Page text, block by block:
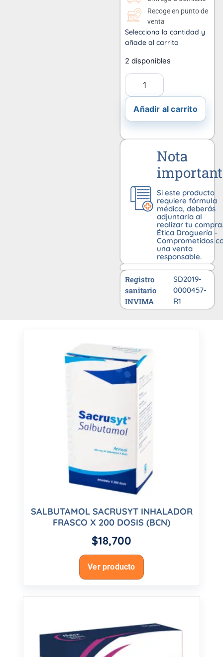
Recoge en punto de
venta
Selecciona la cantidad y
añade al carrito
2 disponibles
Añadir al carrito
Nota
Si este producto
requiere fórmula
médica, deberás
adjuntarla al
realizar tu compra.
Ética Droguería –
Comprometidos
una venta
responsable.
Registro
sanitario
INVIMA
SD2019-
0000457-
R1
SALBUTAMOL SACRUSYT INHALADOR
FRASCO X 200 DOSIS (BCN)
$18,700
Ver producto